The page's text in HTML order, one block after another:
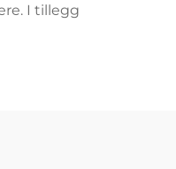
I tillegg